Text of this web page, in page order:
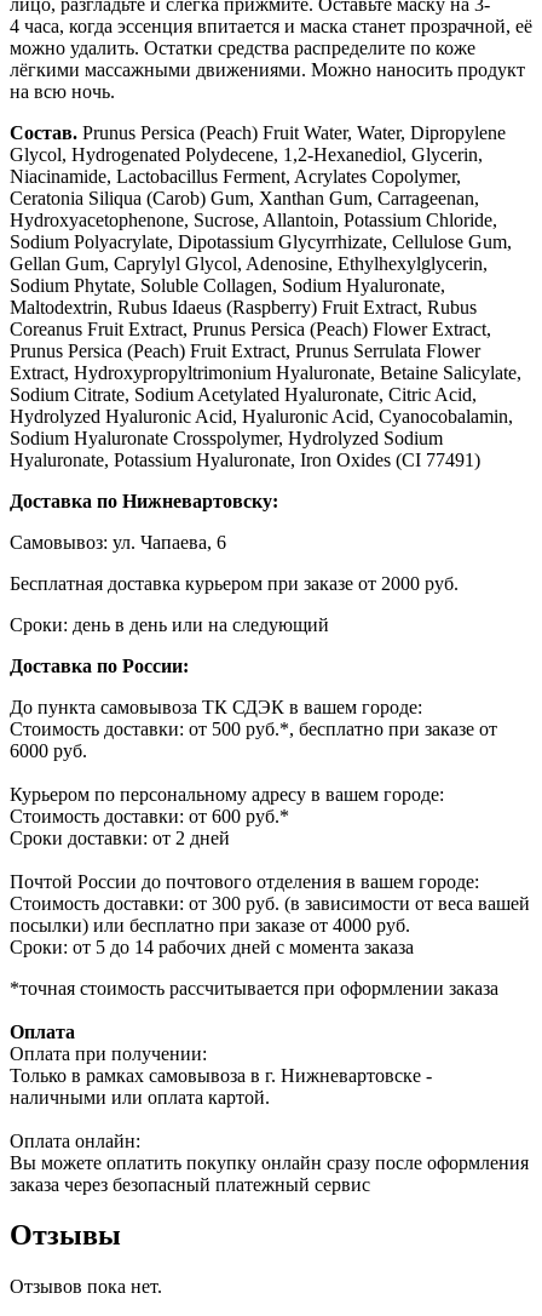
4 часа, когда эссенция впитается и маска станет прозрачной, её
можно удалить. Остатки средства распределите по коже
лёгкими массажными движениями. Можно наносить продукт
на всю ночь.
Состав. Prunus Persica (Peach) Fruit Water, Water, Dipropylene
Glycol, Hydrogenated Polydecene, 1,2-Hexanediol, Glycerin,
Niacinamide, Lactobacillus Ferment, Acrylates Copolymer,
Ceratonia Siliqua (Carob) Gum, Xanthan Gum, Carrageenan,
Hydroxyacetophenone, Sucrose, Allantoin, Potassium Chloride,
Sodium Polyacrylate, Dipotassium Glycyrrhizate, Cellulose Gum,
Gellan Gum, Caprylyl Glycol, Adenosine, Ethylhexylglycerin,
Sodium Phytate, Soluble Collagen, Sodium Hyaluronate,
Maltodextrin, Rubus Idaeus (Raspberry) Fruit Extract, Rubus
Coreanus Fruit Extract, Prunus Persica (Peach) Flower Extract,
Prunus Persica (Peach) Fruit Extract, Prunus Serrulata Flower
Extract, Hydroxypropyltrimonium Hyaluronate, Betaine Salicylate,
Sodium Citrate, Sodium Acetylated Hyaluronate, Citric Acid,
Hydrolyzed Hyaluronic Acid, Hyaluronic Acid, Cyanocobalamin,
Sodium Hyaluronate Crosspolymer, Hydrolyzed Sodium
Hyaluronate, Potassium Hyaluronate, Iron Oxides (CI 77491)
Доставка по Нижневартовску:
Самовывоз: ул. Чапаева, 6
Бесплатная доставка курьером при заказе от 2000 руб.
Сроки: день в день или на следующий
Доставка по России:
До пункта самовывоза ТК СДЭК в вашем городе:
Стоимость доставки: от 500 руб.*, бесплатно при заказе от
6000 руб.
Курьером по персональному адресу в вашем городе:
Стоимость доставки: от 600 руб.*
Сроки доставки: от 2 дней
Почтой России до почтового отделения в вашем городе:
Стоимость доставки: от 300 руб. (в зависимости от веса вашей
посылки) или бесплатно при заказе от 4000 руб.
Сроки: от 5 до 14 рабочих дней с момента заказа
*точная стоимость рассчитывается при оформлении заказа
Оплата
Оплата при получении:
Только в рамках самовывоза в г. Нижневартовске -
наличными или оплата картой.
Оплата онлайн:
Вы можете оплатить покупку онлайн сразу после оформления
заказа через безопасный платежный сервис
Отзывы
Отзывов пока нет.